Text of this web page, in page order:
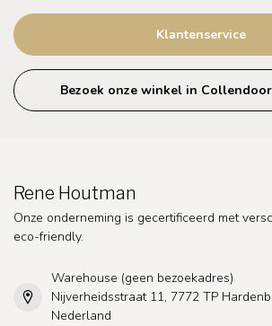
Klantenservice
Bezoek onze winkel in
Rene Houtman
Onze onderneming is gecertificeerd met
eco-friendly.
Warehouse (geen bezoekadres)
Nijverheidsstraat 11, 7772 TP
Nederland